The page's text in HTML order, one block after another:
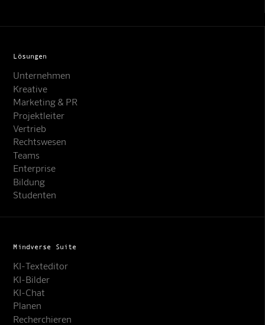
Lösungen
Unternehmen
Kreative
Marketing & PR
Projektleiter
Vertrieb
Rechtswesen
Teams
Enterprise
Bildung
Studenten
Mindverse Suite
KI-Texteditor
KI-Bilder
KI-Chat
Planen
Recherchieren